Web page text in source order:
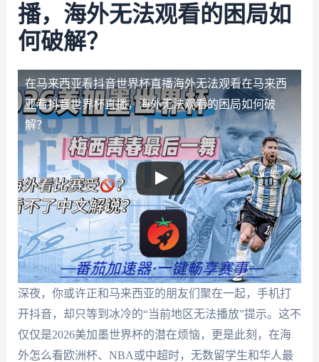
播，海外无法观看的困局如
何破解？
在马来西亚看抖音世界杯直播海外无法观看在马来西
亚看抖音世界杯直播，海外无法观看的困局如何破
解？
深夜，你或许正和马来西亚的朋友们聚在一起，手机打
开抖音，却只等到冰冷的“当前地区无法播放”提示。这不
仅仅是2026美加墨世界杯的潜在烦恼，更是此刻，在海
外怎么看欧洲杯、NBA或中超时，无数留学生和华人最